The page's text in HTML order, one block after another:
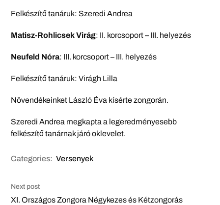
Felkészítő tanáruk: Szeredi Andrea
Matisz-Rohlicsek Virág: II. korcsoport – III. helyezés
Neufeld Nóra: III. korcsoport – III. helyezés
Felkészítő tanáruk: Virágh Lilla
Növendékeinket László Éva kísérte zongorán.
Szeredi Andrea megkapta a legeredményesebb
felkészítő tanárnak járó oklevelet.
Categories: Versenyek
Next post
XI. Országos Zongora Négykezes és Kétzongorás